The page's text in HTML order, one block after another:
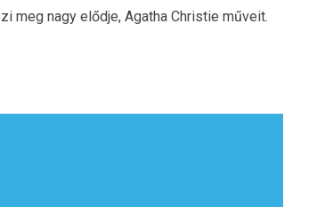
meg nagy elődje, Agatha Christie műveit.